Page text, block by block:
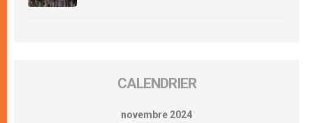
CALENDRIER
novembre 2024